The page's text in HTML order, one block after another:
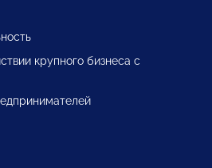
крупного бизнеса с